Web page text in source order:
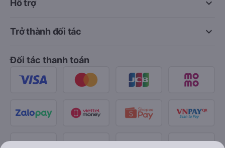
keyboard_arrow_down
Hỗ trợ
keyboard_arrow_down
Trở thành đối tác
Đối tác thanh toán